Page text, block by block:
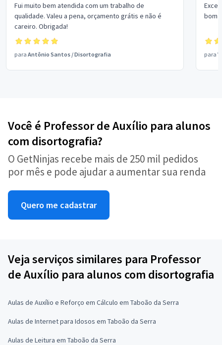
Fui muito bem atendida com um trabalho de
qualidade. Valeu a pena, orçamento grátis e não é
careiro. Obrigada!
para Antônio Santos /Disortografia
bom
para
Você é Professor de Auxílio para alunos
com disortografia?
O GetNinjas recebe mais de 250 mil pedidos
por mês e pode ajudar a aumentar sua renda
Quero me cadastrar
Veja serviços similares para Professor
de Auxílio para alunos com disortografia
Aulas de Auxílio e Reforço em Cálculo em Taboão da Serra
Aulas de Internet para Idosos em Taboão da Serra
Aulas de Leitura em Taboão da Serra